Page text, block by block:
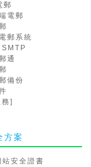
郵
電郵
郵系統
通
備份
]
方案
安全證書